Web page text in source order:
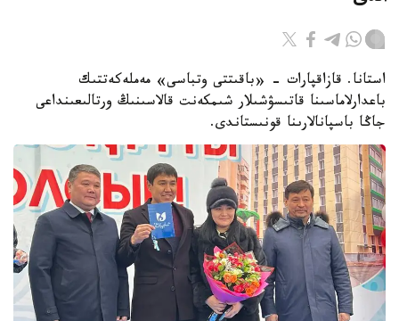
استانا. قازاقپارات - «باقىتتى وتباسى» مەملەكەتتىك
باعدارلاماسىنا قاتىسۋشىلار شىمكەنت قالاسىنىڭ ورتالىعىنداعى
جاڭا باسپانالارىنا قونىستاندى.